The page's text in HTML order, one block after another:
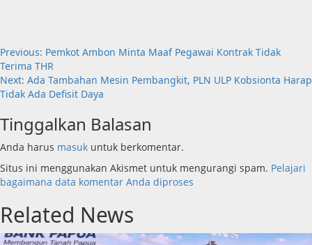
Post
navigation
Previous: Pemkot Ambon Minta Maaf Pegawai Kontrak Tidak
Terima THR
Next: Ada Tambahan Mesin Pembangkit, PLN ULP Kobsionta Harap
Tidak Ada Defisit Daya
Tinggalkan Balasan
Anda harus masuk untuk berkomentar.
Situs ini menggunakan Akismet untuk mengurangi spam. Pelajari
bagaimana data komentar Anda diproses
Related News